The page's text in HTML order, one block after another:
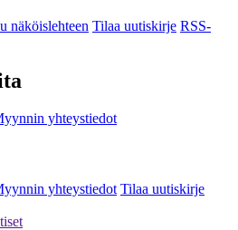
näköislehteen Tilaa uutiskirje RSS-
yhteystiedot
yhteystiedot Tilaa uutiskirje